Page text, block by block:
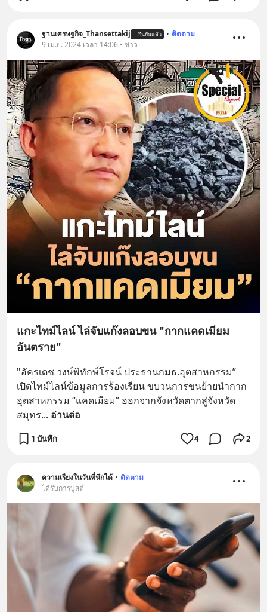
ฐานเศรษฐกิจ_Thansettakij ยืนยันแล้ว • ติดตาม
9 เม.ย. 2024 เวลา 14:06 • ข่าว
แกะไทม์ไลน์ ไล่จับแก๊งลอบขน "กากแคดเมียม
อันตราย"
"อัครเดช วงษ์พิทักษ์โรจน์ ประธานกมธ.อุตสาหกรรม”
เปิดไทม์ไลน์ข้อมูลการร้องเรียน ขบวนการขนย้ายนำกาก
อุตสาหกรรม “แคดเมียม” ออกจากจังหวัดตากสู่จังหวัด
สมุทร... อ่านต่อ
1 บันทึก 4 2
ความเรียงในวันที่นึกได้ • ติดตาม
ได้รับการบูสต์